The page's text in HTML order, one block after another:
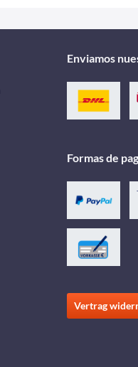
Enviamos
Formas de
Vertrag